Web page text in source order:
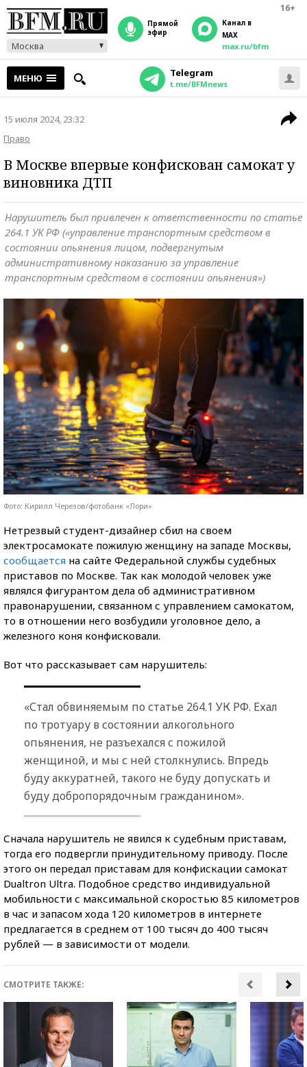
16+
Москва
прямой
эфир
Канал в
MAX
max.ru/bfm
МЕНЮ Telegram
t.me/BFMnews
15 июля 2024, 23:32
Право
В Москве впервые конфискован самокат у
виновника ДТП
Нарушитель был привлечен к ответственности по статье
264.1 УК РФ («управление транспортным средством в
состоянии опьянения лицом, подвергнутым
административному наказанию за управление
транспортным средством в состоянии опьянения»)
Фото: Кирилл Черезов/фотобанк «Лори»
Нетрезвый студент-дизайнер сбил на своем
электросамокате пожилую женщину на западе Москвы,
сообщается на сайте Федеральной службы судебных
приставов по Москве. Так как молодой человек уже
являлся фигурантом дела об административном
правонарушении, связанном с управлением самокатом,
то в отношении него возбудили уголовное дело, а
железного коня конфисковали.
Вот что рассказывает сам нарушитель:
«Стал обвиняемым по статье 264.1 УК РФ. Ехал
по тротуару в состоянии алкогольного
опьянения, не разъехался с пожилой
женщиной, и мы с ней столкнулись. Впредь
буду аккуратней, такого не буду допускать и
буду добропорядочным гражданином».
Сначала нарушитель не явился к судебным приставам,
тогда его подвергли принудительному приводу. После
этого он передал приставам для конфискации самокат
Dualtron Ultra. Подобное средство индивидуальной
мобильности с максимальной скоростью 85 километров
в час и запасом хода 120 километров в интернете
предлагается в среднем от 100 тысяч до 400 тысяч
рублей — в зависимости от модели.
СМОТРИТЕ ТАКЖЕ: